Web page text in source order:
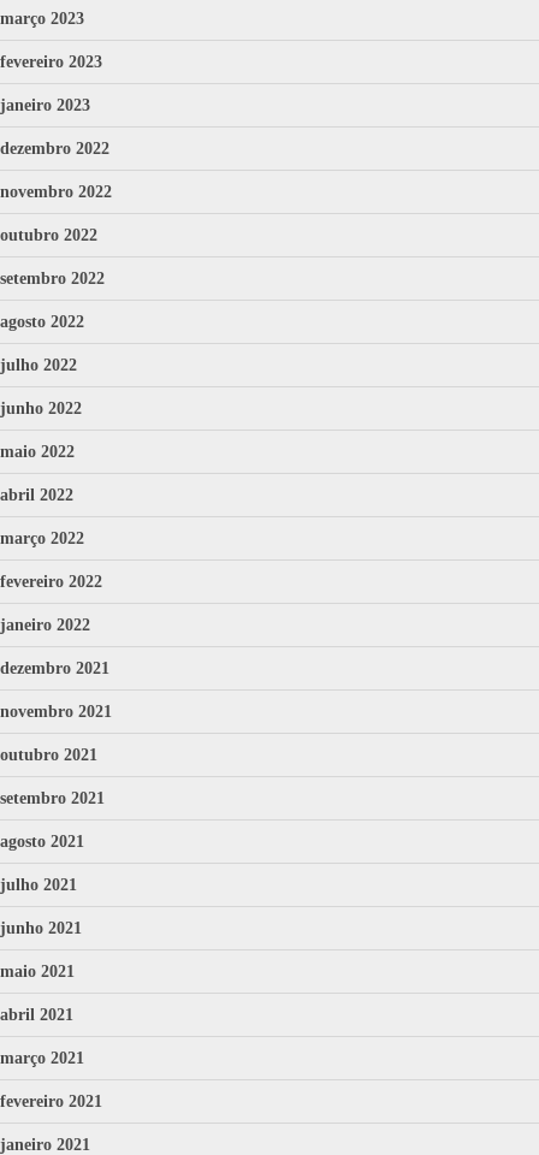
março 2023
fevereiro 2023
janeiro 2023
dezembro 2022
novembro 2022
outubro 2022
setembro 2022
agosto 2022
julho 2022
junho 2022
maio 2022
abril 2022
março 2022
fevereiro 2022
janeiro 2022
dezembro 2021
novembro 2021
outubro 2021
setembro 2021
agosto 2021
julho 2021
junho 2021
maio 2021
abril 2021
março 2021
fevereiro 2021
janeiro 2021